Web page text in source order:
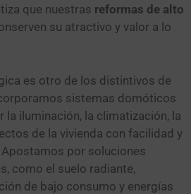
que nuestras reformas de alto
su atractivo y valor a lo
es otro de los distintivos de
sistemas domóticos
la iluminación, la climatización, la
de la vivienda con facilidad y
por soluciones
como el suelo radiante,
de bajo consumo y energías